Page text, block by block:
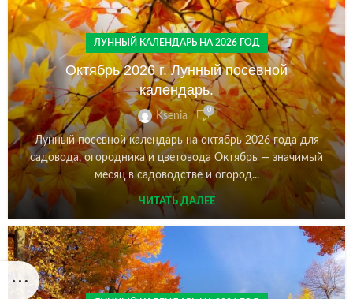
ЛУННЫЙ КАЛЕНДАРЬ НА 2026 ГОД
Октябрь 2026 г. Лунный посевной
календарь.
Ksenia 0
Лунный посевной календарь на октябрь 2026 года для
садовода, огородника и цветовода Октябрь — значимый
месяц в садоводстве и огород...
ЧИТАТЬ ДАЛЕЕ